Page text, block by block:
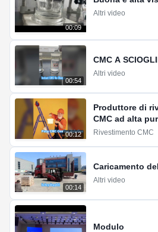
00:09
Altri video
00:54
CMC A
Altri video
00:12
Produttore di
CMC ad alta
Rivestimento CMC
00:14
Caricamento
Altri video
Modulo